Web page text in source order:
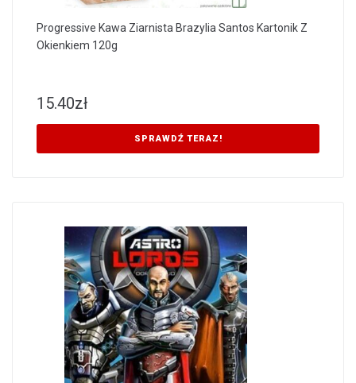
Progressive Kawa Ziarnista Brazylia Santos Kartonik Z
Okienkiem 120g
15.40zł
SPRAWDŹ TERAZ!